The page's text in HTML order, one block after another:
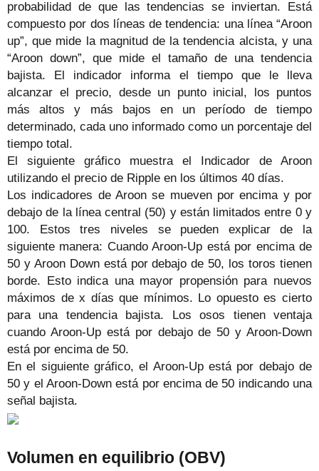
probabilidad de que las tendencias se inviertan. Está
compuesto por dos líneas de tendencia: una línea “Aroon
up”, que mide la magnitud de la tendencia alcista, y una
“Aroon down”, que mide el tamaño de una tendencia
bajista. El indicador informa el tiempo que le lleva
alcanzar el precio, desde un punto inicial, los puntos
más altos y más bajos en un período de tiempo
determinado, cada uno informado como un porcentaje del
tiempo total.
El siguiente gráfico muestra el Indicador de Aroon
utilizando el precio de Ripple en los últimos 40 días.
Los indicadores de Aroon se mueven por encima y por
debajo de la línea central (50) y están limitados entre 0 y
100. Estos tres niveles se pueden explicar de la
siguiente manera: Cuando Aroon-Up está por encima de
50 y Aroon Down está por debajo de 50, los toros tienen
borde. Esto indica una mayor propensión para nuevos
máximos de x días que mínimos. Lo opuesto es cierto
para una tendencia bajista. Los osos tienen ventaja
cuando Aroon-Up está por debajo de 50 y Aroon-Down
está por encima de 50.
En el siguiente gráfico, el Aroon-Up está por debajo de
50 y el Aroon-Down está por encima de 50 indicando una
señal bajista.
Volumen en equilibrio (OBV)